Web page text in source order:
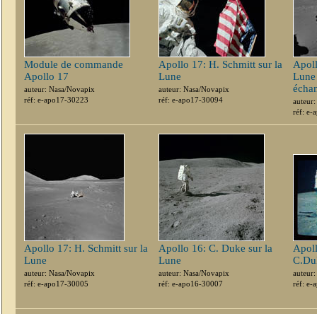
Module de commande
Apollo 17
auteur: Nasa/Novapix
réf: e-apo17-30223
Apollo 17: H. Schmitt sur la
Lune
auteur: Nasa/Novapix
réf: e-apo17-30094
réf: e-
Apollo 17: H. Schmitt sur la
Lune
auteur: Nasa/Novapix
réf: e-apo17-30005
Apollo 16: C. Duke sur la
Lune
auteur: Nasa/Novapix
réf: e-apo16-30007
réf: e-